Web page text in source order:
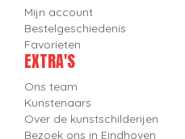
Mijn account
Bestelgeschiedenis
Favorieten
EXTRA'S
Ons team
Kunstenaars
Over de kunstschilderijen
Bezoek ons in Eindhoven